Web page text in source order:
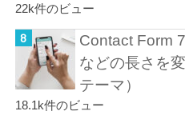
22k件のビュー
Contact Form
などの長さを
テーマ）
18.1k件のビュー